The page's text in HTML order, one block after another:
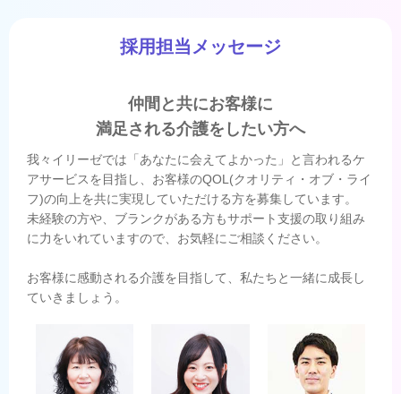
採用担当メッセージ
仲間と共にお客様に
満足される介護をしたい方へ
我々イリーゼでは「あなたに会えてよかった」と言われるケ
アサービスを目指し、お客様のQOL(クオリティ・オブ・ライ
フ)の向上を共に実現していただける方を募集しています。
未経験の方や、ブランクがある方もサポート支援の取り組み
に力をいれていますので、お気軽にご相談ください。
お客様に感動される介護を目指して、私たちと一緒に成長し
ていきましょう。